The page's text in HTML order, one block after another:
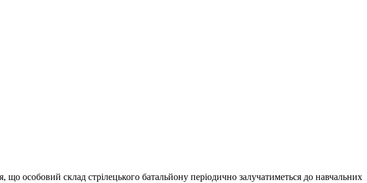
особовий склад стрілецького батальйону періодично залучатиметься до навчальних